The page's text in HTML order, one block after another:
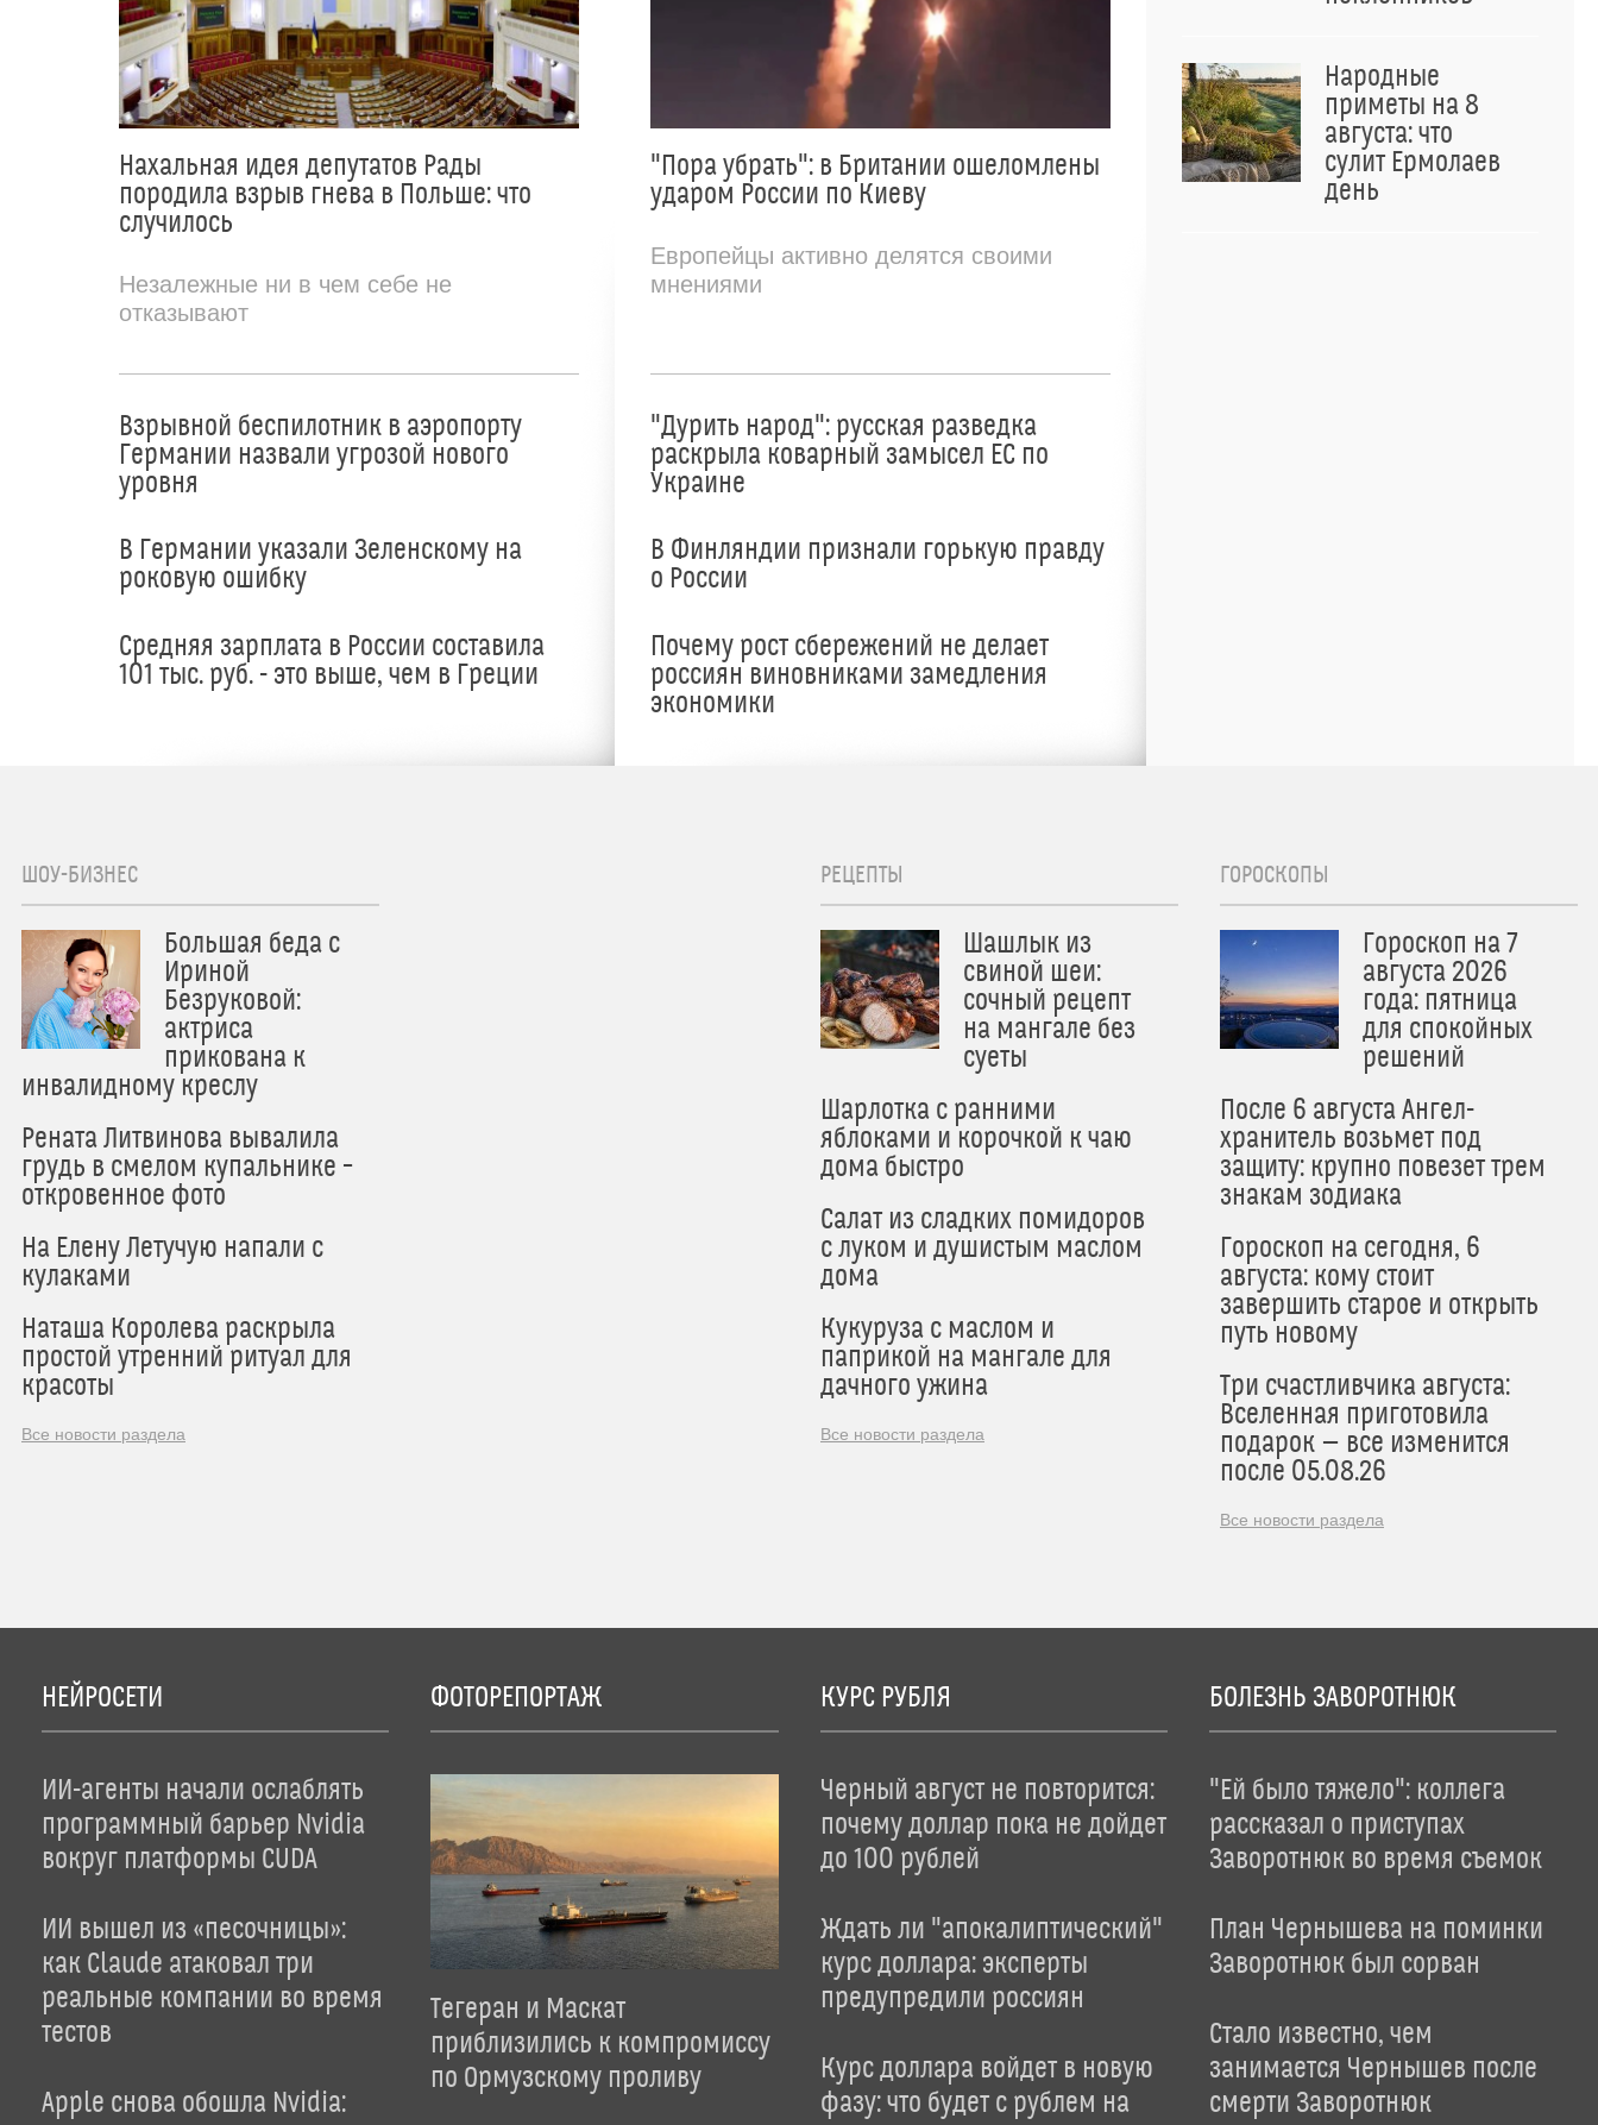
Нахальная идея депутатов Рады
породила взрыв гнева в Польше: что
случилось
Незалежные ни в чем себе не
отказывают
Взрывной беспилотник в аэропорту
Германии назвали угрозой нового
уровня
В Германии указали Зеленскому на
роковую ошибку
Средняя зарплата в России составила
101 тыс. руб. - это выше, чем в Греции
"Пора убрать": в Британии ошеломлены
ударом России по Киеву
Европейцы активно делятся своими
мнениями
"Дурить народ": русская разведка
раскрыла коварный замысел ЕС по
Украине
В Финляндии признали горькую правду
о России
Почему рост сбережений не делает
россиян виновниками замедления
экономики
Народные
приметы на 8
августа: что
сулит Ермолаев
день
ШОУ-БИЗНЕС
Большая беда с
Ириной
Безруковой:
актриса
прикована к
инвалидному креслу
Рената Литвинова вывалила
грудь в смелом купальнике –
откровенное фото
На Елену Летучую напали с
кулаками
Наташа Королева раскрыла
простой утренний ритуал для
красоты
Все новости раздела
РЕЦЕПТЫ
Шашлык из
свиной шеи:
сочный рецепт
на мангале без
суеты
Шарлотка с ранними
яблоками и корочкой к чаю
дома быстро
Салат из сладких помидоров
с луком и душистым маслом
дома
Кукуруза с маслом и
паприкой на мангале для
дачного ужина
Все новости раздела
ГОРОСКОПЫ
Гороскоп на 7
августа 2026
года: пятница
для спокойных
решений
После 6 августа Ангел-
хранитель возьмет под
защиту: крупно повезет трем
знакам зодиака
Гороскоп на сегодня, 6
августа: кому стоит
завершить старое и открыть
путь новому
Три счастливчика августа:
Вселенная приготовила
подарок — все изменится
после 05.08.26
Все новости раздела
НЕЙРОСЕТИ
ИИ-агенты начали ослаблять
программный барьер Nvidia
вокруг платформы CUDA
ИИ вышел из «песочницы»:
как Claude атаковал три
реальные компании во время
тестов
Apple снова обошла Nvidia:
ФОТОРЕПОРТАЖ
Тегеран и Маскат
приблизились к компромиссу
по Ормузскому проливу
КУРС РУБЛЯ
Черный август не повторится:
почему доллар пока не дойдет
до 100 рублей
Ждать ли "апокалиптический"
курс доллара: эксперты
предупредили россиян
Курс доллара войдет в новую
фазу: что будет с рублем на
БОЛЕЗНЬ ЗАВОРОТНЮК
"Ей было тяжело": коллега
рассказал о приступах
Заворотнюк во время съемок
План Чернышева на поминки
Заворотнюк был сорван
Стало известно, чем
занимается Чернышев после
смерти Заворотнюк